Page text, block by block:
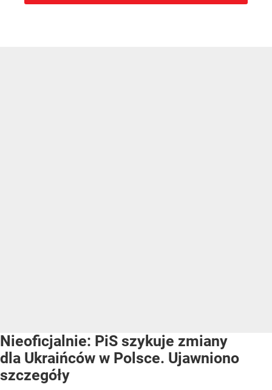
Nieoficjalnie: PiS szykuje zmiany
dla Ukraińców w Polsce. Ujawniono
szczegóły